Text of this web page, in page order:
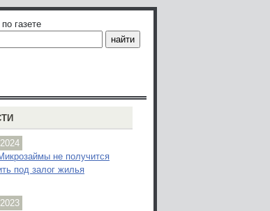
газете
не получится
под залог жилья